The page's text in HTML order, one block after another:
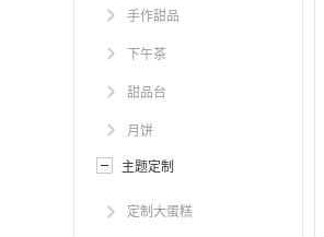
手作甜品
下午茶
甜品台
月饼
主题定制
定制大蛋糕